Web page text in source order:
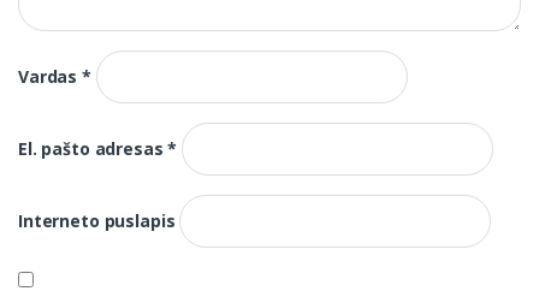
Vardas*
El. pašto adresas*
Interneto puslapis